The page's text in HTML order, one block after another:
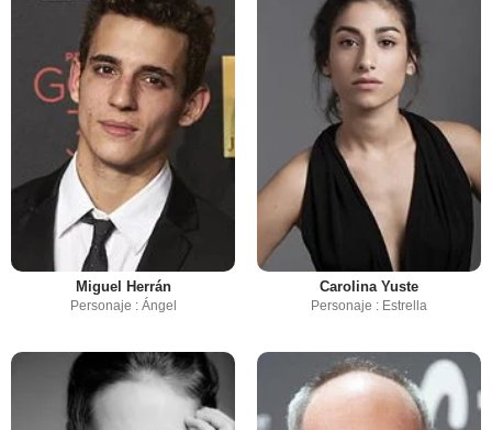
Miguel Herrán
Personaje : Ángel
Carolina Yuste
Personaje : Estrella